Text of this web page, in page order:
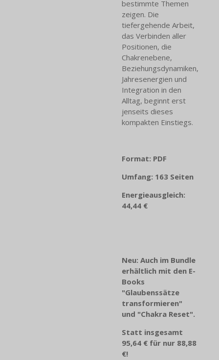
bestimmte Themen
zeigen. Die
tiefergehende Arbeit,
das Verbinden aller
Positionen, die
Chakrenebene,
Beziehungsdynamiken,
Jahresenergien und
Integration in den
Alltag, beginnt erst
jenseits dieses
kompakten Einstiegs.
Format: PDF
Umfang: 163 Seiten
Energieausgleich:
44,44 €
Neu: Auch im Bundle
erhältlich mit den E-
Books
"Glaubenssätze
transformieren"
und "Chakra Reset".
Statt insgesamt
95,64 € für nur 88,88
€!